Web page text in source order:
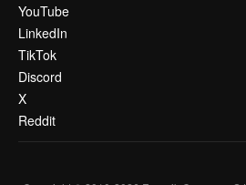
YouTube
LinkedIn
TikTok
Discord
X
Reddit